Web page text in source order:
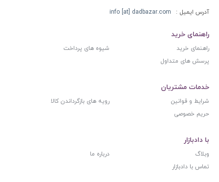
آدرس ایمیل : info [at] dadbazar.com
راهنمای خرید
راهنمای خرید
شیوه های پرداخت
پرسش های متداول
خدمات مشتریان
شرایط و قوانین
رویه های بازگرداندن کالا
حریم خصوصی
با دادبازار
وبلاگ
درباره ما
تماس با دادبازار